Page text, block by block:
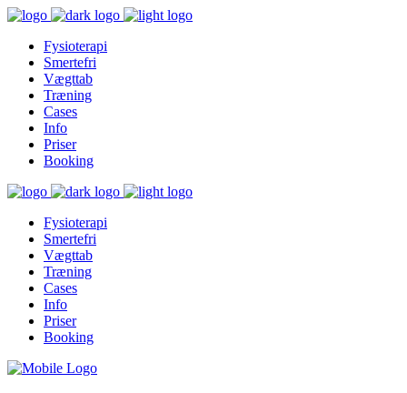
Fysioterapi
Smertefri
Vægttab
Træning
Cases
Info
Priser
Booking
Fysioterapi
Smertefri
Vægttab
Træning
Cases
Info
Priser
Booking